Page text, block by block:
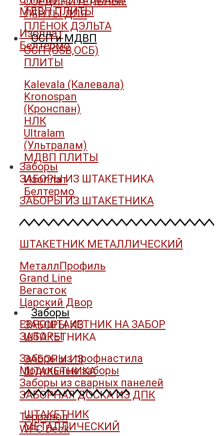
ЛЕНТЫ ДЛЯ
ПЛЁНОК ДЭЛЬТА
ОСП и МДВП
ОСП (OSB,ОСБ)
ПЛИТЫ
Kalevala (Калевала)
Kronospan
(Кронспан)
НЛК
Ultralam
(Ультралам)
МДВП ПЛИТЫ
Изоплат
Белтермо
Заборы
ЗАБОРЫ ИЗ
ШТАКЕТНИКА
ЗАБОРЫ ИЗ
ШТАКЕТНИКА
ШТАКЕТНИК
МЕТАЛЛИЧЕСКИЙ
МДВП ПЛИТЫ
Изоплат
Белтермо
Заборы
ЗАБОРЫ ИЗ ШТАКЕТНИКА
ЗАБОРЫ ИЗ ШТАКЕТНИКА
ШТАКЕТНИК МЕТАЛЛИЧЕСКИЙ
МеталлПрофиль
Grand Line
Вегасток
Царский Двор
ЕВРОШТАКЕТНИК НА ЗАБОР
ЗАБОРЫ
Заборы из профнастила
Модульные заборы
Заборы из сварных панелей
ЗАБОРНАЯ ДОСКА ИЗ ДПК
Террапол
WPC Deck